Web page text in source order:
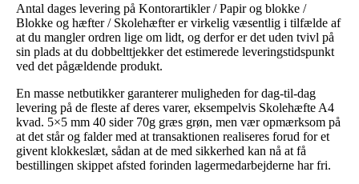
Antal dages levering på Kontorartikler / Papir og blokke /
Blokke og hæfter / Skolehæfter er virkelig væsentlig i tilfælde af
at du mangler ordren lige om lidt, og derfor er det uden tvivl på
sin plads at du dobbelttjekker det estimerede leveringstidspunkt
ved det pågældende produkt.
En masse netbutikker garanterer muligheden for dag-til-dag
levering på de fleste af deres varer, eksempelvis Skolehæfte A4
kvad. 5×5 mm 40 sider 70g græs grøn, men vær opmærksom på
at det står og falder med at transaktionen realiseres forud for et
givent klokkeslæt, sådan at de med sikkerhed kan nå at få
bestillingen skippet afsted forinden lagermedarbejderne har fri.